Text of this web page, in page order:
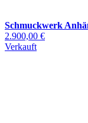
Schmuckwerk
2.900,00 €
Verkauft